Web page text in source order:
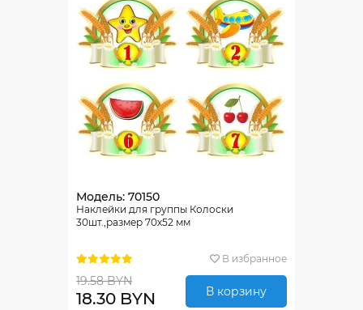
Модель: 70150
Наклейки для группы Колоски
30шт.,размер 70х52 мм
В избранное
19.58 BYN
18.30 BYN В корзину